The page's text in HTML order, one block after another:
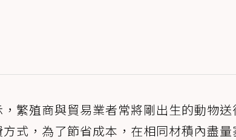
繁殖商與貿易業者常將剛出生的動物
式，為了節省成本，在相同材積內盡